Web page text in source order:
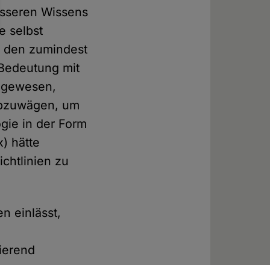
Wissens
selbst
zumindest
mit
um
in der Form
hätte
zu
einlässt,